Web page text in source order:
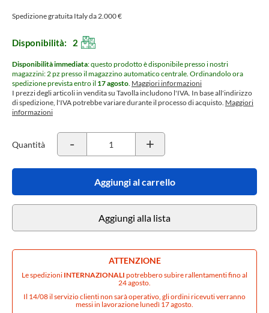
Spedizione gratuita Italy da 2.000 €
Disponibilità: 2
Disponibilità immediata: questo prodotto è disponibile presso i nostri
magazzini: 2 pz presso il magazzino automatico centrale. Ordinandolo ora
spedizione prevista entro il 17 agosto. Maggiori informazioni
I prezzi degli articoli in vendita su Tavolla includono l'IVA. In base all'indirizzo
di spedizione, l'IVA potrebbe variare durante il processo di acquisto. Maggiori
informazioni
Quantità - +
Aggiungi al carrello
Aggiungi alla lista
ATTENZIONE
Le spedizioni INTERNAZIONALI potrebbero subire rallentamenti fino al
24 agosto.
Il 14/08 il servizio clienti non sarà operativo, gli ordini ricevuti verranno
messi in lavorazione lunedì 17 agosto.